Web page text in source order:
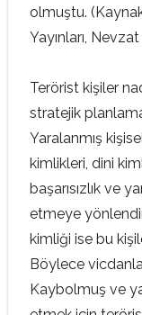
olmuştu.
Yayınları,
Terörist kişiler
stratejik
Yaralanmış
kimlikleri, dini
başarısızlık ve
etmeye
kimliği ise bu
Böylece
Kaybolmuş ve